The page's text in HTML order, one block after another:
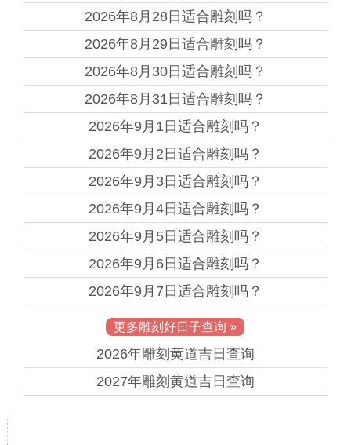
2026年8月28日 适合雕刻吗？
2026年8月29日 适合雕刻吗？
2026年8月30日 适合雕刻吗？
2026年8月31日 适合雕刻吗？
2026年9月1日 适合雕刻吗？
2026年9月2日 适合雕刻吗？
2026年9月3日 适合雕刻吗？
2026年9月4日 适合雕刻吗？
2026年9月5日 适合雕刻吗？
2026年9月6日 适合雕刻吗？
2026年9月7日 适合雕刻吗？
更多雕刻好日子查询 »
2026年雕刻黄道吉日查询
2027年雕刻黄道吉日查询